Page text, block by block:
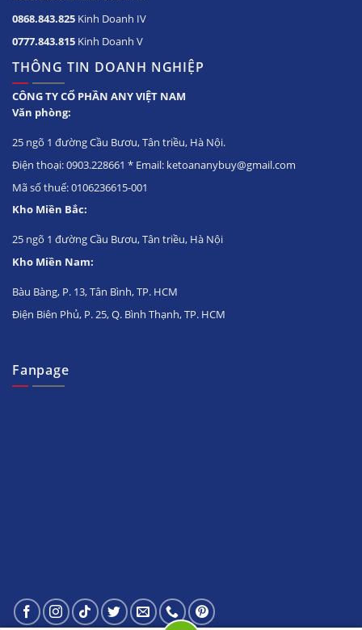
0868.843.825 Kinh Doanh IV
0777.843.815 Kinh Doanh V
THÔNG TIN DOANH NGHIỆP
CÔNG TY CỔ PHẦN ANY VIỆT NAM
Văn phòng:
25 ngõ 1 đường Cầu Bươu, Tân triều, Hà Nội.
Điện thoại: 0903.228661 * Email: ketoananybuy@gmail.com
Mã số thuế: 0106236615-001
Kho Miền Bắc:
25 ngõ 1 đường Cầu Bươu, Tân triều, Hà Nội
Kho Miền Nam:
Bàu Bàng, P. 13, Tân Bình, TP. HCM
Điện Biên Phủ, P. 25, Q. Bình Thạnh, TP. HCM
Fanpage